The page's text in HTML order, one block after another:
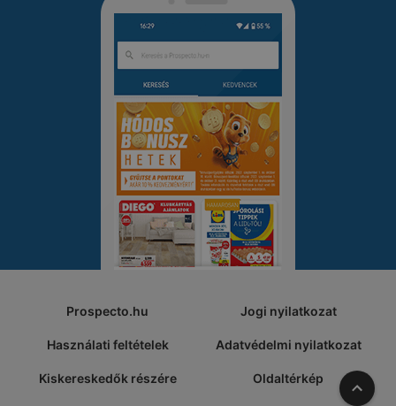
Prospecto.hu Jogi nyilatkozat
Használati feltételek Adatvédelmi nyilatkozat
Kiskereskedők részére Oldaltérkép A